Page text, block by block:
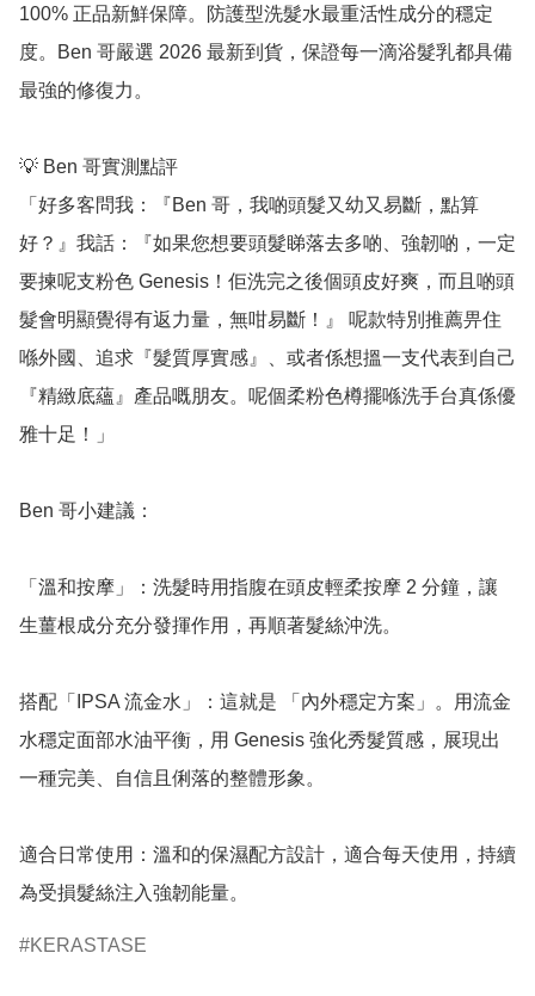
100% 正品新鮮保障。防護型洗髮水最重活性成分的穩定
度。Ben 哥嚴選 2026 最新到貨，保證每一滴浴髮乳都具備
最強的修復力。
💡 Ben 哥實測點評
「好多客問我：『Ben 哥，我啲頭髮又幼又易斷，點算
好？』我話：『如果您想要頭髮睇落去多啲、強韌啲，一定
要揀呢支粉色 Genesis！佢洗完之後個頭皮好爽，而且啲頭
髮會明顯覺得有返力量，無咁易斷！』 呢款特別推薦畀住
喺外國、追求『髮質厚實感』、或者係想搵一支代表到自己
『精緻底蘊』產品嘅朋友。呢個柔粉色樽擺喺洗手台真係優
雅十足！」
Ben 哥小建議：
「溫和按摩」：洗髮時用指腹在頭皮輕柔按摩 2 分鐘，讓
生薑根成分充分發揮作用，再順著髮絲沖洗。
搭配「IPSA 流金水」：這就是 「內外穩定方案」。用流金
水穩定面部水油平衡，用 Genesis 強化秀髮質感，展現出
一種完美、自信且俐落的整體形象。
適合日常使用：溫和的保濕配方設計，適合每天使用，持續
為受損髮絲注入強韌能量。
KERASTASE